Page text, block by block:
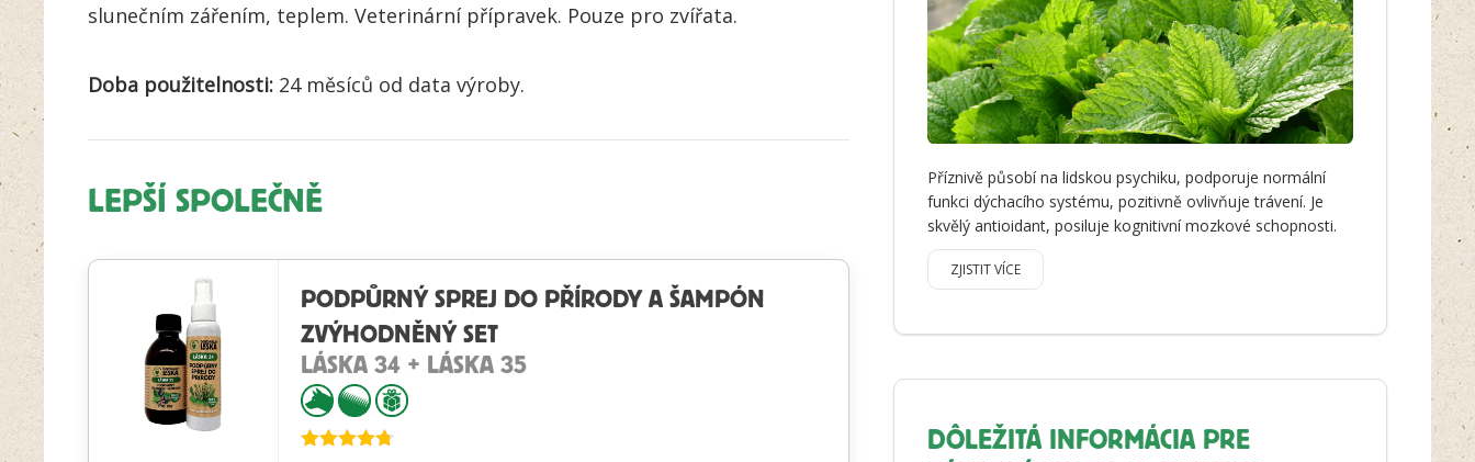
slunečním zářením, teplem. Veterinární přípravek. Pouze pro zvířata.
Doba použitelnosti: 24 měsíců od data výroby.
LEPŠÍ SPOLEČNĚ
PODPŮRNÝ SPREJ DO PŘÍRODY A ŠAMPÓN
ZVÝHODNĚNÝ SET
LÁSKA 34 + LÁSKA 35
Příznivě působí na lidskou psychiku, podporuje normální
funkci dýchacího systému, pozitivně ovlivňuje trávení. Je
skvělý antioidant, posiluje kognitivní mozkové schopnosti.
ZJISTIT VÍCE
DÔLEŽITÁ INFORMÁCIA PRE